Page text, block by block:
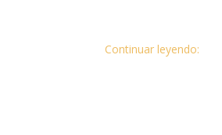
Continuar leyendo: